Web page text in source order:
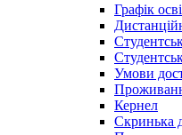
Графік
Умови
Кернел
Скринька